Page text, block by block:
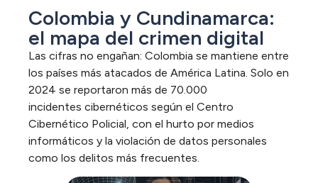
Colombia y Cundinamarca:
el mapa del crimen digital
Las cifras no engañan: Colombia se mantiene entre
los países más atacados de América Latina. Solo en
2024 se reportaron más de 70.000
incidentes cibernéticos según el Centro
Cibernético Policial, con el hurto por medios
informáticos y la violación de datos personales
como los delitos más frecuentes.